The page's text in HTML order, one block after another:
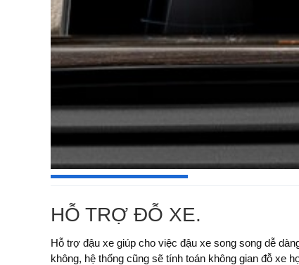
HỖ TRỢ ĐỖ XE.
Hỗ trợ đậu xe giúp cho việc đậu xe song song dễ
không, hệ thống cũng sẽ tính toán không gian đỗ xe
cũng hiển thị các thông tin hướng dẫn trên bảng điều
Khi đậu xe mà không có hỗ trợ đậu xe, các cảm biến